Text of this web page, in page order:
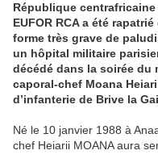
République
EUFOR RCA a été
forme très grave de
un hôpital militaire
décédé dans la soirée du
caporal-chef Moana
d’infanterie de Brive la
Né le 10 janvier 1988 à
chef Heiarii MOANA aura